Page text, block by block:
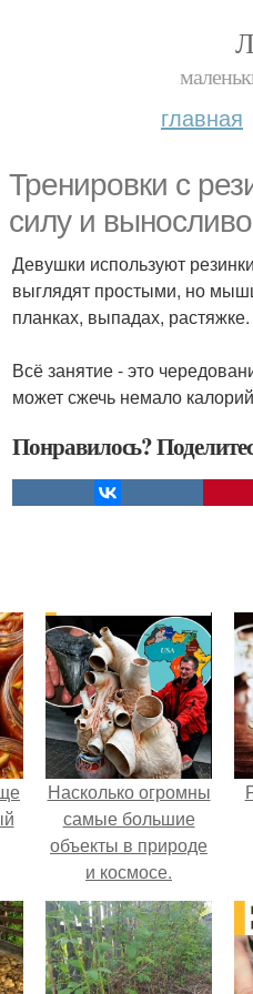
главная
Тренировки с
силу и
Девушки используют
выглядят простыми, но
планках, выпадах, растяжке.
Всё занятие - это
может сжечь немало
Понравилось?
Насколько огромны
самые большие
объекты в природе
и космосе.